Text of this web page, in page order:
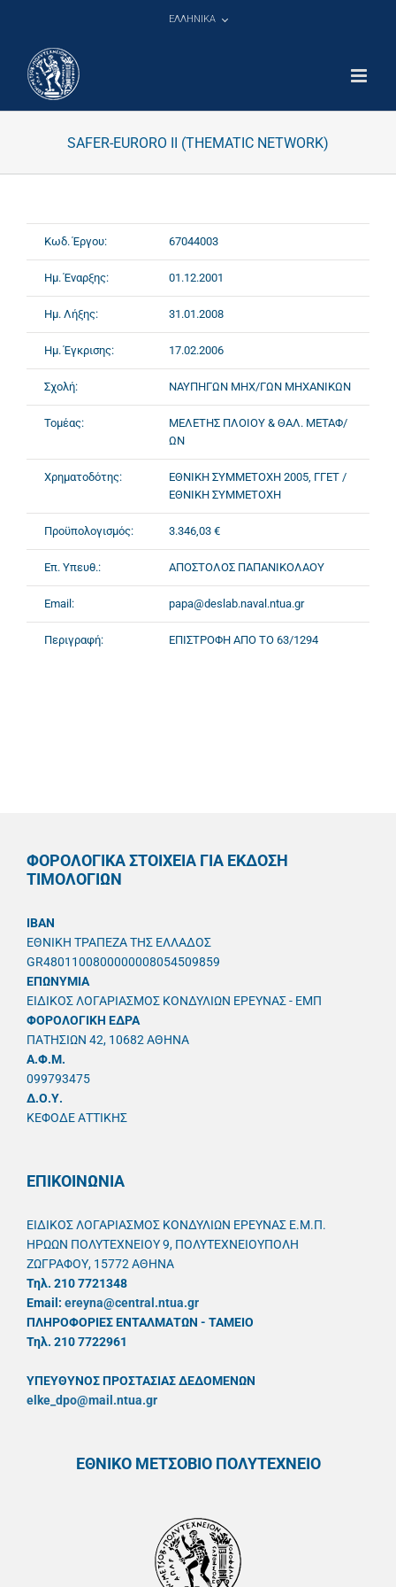
ΕΛΛΗΝΙΚΑ
SAFER-EURORO II (THEMATIC NETWORK)
Κωδ. Έργου: 67044003
Ημ. Έναρξης: 01.12.2001
Ημ. Λήξης: 31.01.2008
Ημ. Έγκρισης: 17.02.2006
Σχολή: ΝΑΥΠΗΓΩΝ ΜΗΧ/ΓΩΝ ΜΗΧΑΝΙΚΩΝ
Τομέας:
ΜΕΛΕΤΗΣ ΠΛΟΙΟΥ & ΘΑΛ. ΜΕΤΑΦ/
ΩΝ
Χρηματοδότης:
ΕΘΝΙΚΗ ΣΥΜΜΕΤΟΧΗ 2005, ΓΓΕΤ /
ΕΘΝΙΚΗ ΣΥΜΜΕΤΟΧΗ
Προϋπολογισμός: 3.346,03 €
Επ. Υπευθ.: ΑΠΟΣΤΟΛΟΣ ΠΑΠΑΝΙΚΟΛΑΟΥ
Email: papa@deslab.naval.ntua.gr
Περιγραφή: ΕΠΙΣΤΡΟΦΗ ΑΠΟ ΤΟ 63/1294
ΦΟΡΟΛΟΓΙΚΑ ΣΤΟΙΧΕΙΑ ΓΙΑ ΕΚΔΟΣΗ
ΤΙΜΟΛΟΓΙΩΝ
IBAN
ΕΘΝΙΚΗ ΤΡΑΠΕΖΑ ΤΗΣ ΕΛΛΑΔΟΣ
GR4801100800000008054509859
ΕΠΩΝΥΜΙΑ
ΕΙΔΙΚΟΣ ΛΟΓΑΡΙΑΣΜΟΣ ΚΟΝΔΥΛΙΩΝ ΕΡΕΥΝΑΣ - ΕΜΠ
ΦΟΡΟΛΟΓΙΚΗ ΕΔΡΑ
ΠΑΤΗΣΙΩΝ 42, 10682 ΑΘΗΝΑ
A.Φ.Μ.
099793475
Δ.Ο.Υ.
ΚΕΦΟΔΕ ΑΤΤΙΚΗΣ
ΕΠΙΚΟΙΝΩΝΙΑ
ΕΙΔΙΚΟΣ ΛΟΓΑΡΙΑΣΜΟΣ ΚΟΝΔΥΛΙΩΝ ΕΡΕΥΝΑΣ Ε.Μ.Π.
ΗΡΩΩΝ ΠΟΛΥΤΕΧΝΕΙΟΥ 9, ΠΟΛΥΤΕΧΝΕΙΟΥΠΟΛΗ
ΖΩΓΡΑΦΟΥ, 15772 ΑΘΗΝΑ
Τηλ. 210 7721348
Email: ereyna@central.ntua.gr
ΠΛΗΡΟΦΟΡΙΕΣ ΕΝΤΑΛΜΑΤΩΝ - ΤΑΜΕΙΟ
Τηλ. 210 7722961
ΥΠΕΥΘYΝΟΣ ΠΡΟΣΤΑΣΙΑΣ ΔΕΔΟΜΕΝΩΝ
elke_dpo@mail.ntua.gr
ΕΘΝΙΚΟ ΜΕΤΣΟΒΙΟ ΠΟΛΥΤΕΧΝΕΙΟ